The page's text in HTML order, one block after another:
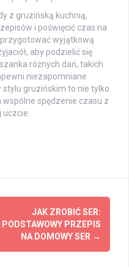
z gruzińską kuchnią,
i poświęcić czas na
wyjątkową
aby podzielić się
różnych dań, takich
niezapomniane
stylu gruzińskim to nie tylko
spędzenie czasu z
JAK ZROBIĆ SER:
PODSTAWOWY PRZEPIS
NA DOMOWY SER →